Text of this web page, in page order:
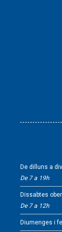
De dilluns a
De 7 a 19h
Dissabtes
De 7 a 12h
Diumenges i